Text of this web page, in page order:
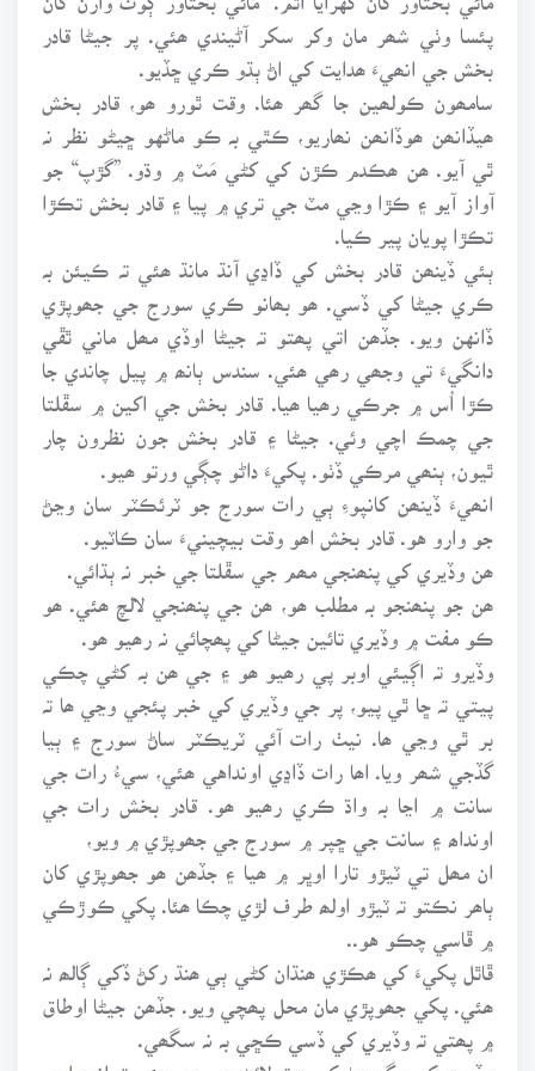
پئسا وٺي شھر مان وکر سکر آڻيندي ھئي. پر جيڻا قادر
بخش جي انھيءَ ھدايت کي اڻ ٻڌو ڪري ڇڏيو.
سامھون ڪولھين جا گھر ھئا. وقت ٿورو ھو، قادر بخش
ھيڏانھن ھوڏانھن نھاريو، ڪٿي بہ ڪو ماڻهو ڇيڻو نظر نہ
ٿي آيو. ھن ھڪدم ڪڙن کي کڻي مَٽ ۾ وڌو. ”گڙپ“ جو
آواز آيو ۽ ڪڙا وڃي مٽ جي تري ۾ پيا ۽ قادر بخش تڪڙا
تڪڙا پويان پير ڪيا.
ٻئي ڏينھن قادر بخش کي ڏاڍي آنڌ مانڌ ھئي تہ ڪيئن بہ
ڪري جيڻا کي ڏسي. ھو بھانو ڪري سورج جي جھوپڙي
ڏانهن ويو. جڏھن اتي پھتو تہ جيڻا اوڏي مھل ماني ٿڦي
دانگيءَ تي وجھي رھي ھئي. سندس ٻانھ ۾ پيل چاندي جا
ڪڙا اُس ۾ جرڪي رھيا ھيا. قادر بخش جي اکين ۾ سڦلتا
جي چمڪ اچي وئي. جيڻا ۽ قادر بخش جون نظرون چار
ٿيون، ٻنھي مرڪي ڏٺو. پکيءَ داڻو چڳي ورتو ھيو.
انھيءَ ڏينھن کانپوءِ ٻي رات سورج جو ٽرئڪٽر سان وڃڻ
جو وارو هو. قادر بخش اھو وقت بيچينيءَ سان ڪاٽيو.
ھن وڏيري کي پنھنجي مھم جي سڦلتا جي خبر نہ ٻڌائي.
ھن جو پنھنجو بہ مطلب ھو، ھن جي پنھنجي لالچ ھئي. ھو
ڪو مفت ۾ وڏيري تائين جيڻا کي پھچائي نہ رھيو ھو.
وڏيرو تہ اڳيئي اوبر پي رھيو ھو ۽ جي ھن بہ کڻي چڪي
پيتي تہ ڇا ٿي پيو، پر جي وڏيري کي خبر پئجي وڃي ھا تہ
بر ٿي وڃي ھا. نيٺ رات آئي ٽريڪٽر ساڻ سورج ۽ ٻيا
گڏجي شھر ويا. اھا رات ڏاڍي اونداهي ھئي، سيءُ رات جي
سانت ۾ اڃا بہ واڌ ڪري رھيو ھو. قادر بخش رات جي
اونداھ ۽ سانت جي ڇپر ۾ سورج جي جھوپڙي ۾ ويو،
ان مھل تي ٽيڙو تارا اوڀر ۾ ھيا ۽ جڏھن ھو جھوپڙي کان
ٻاھر نڪتو تہ ٽيڙو اولھ طرف لڙي چڪا ھئا. پکي ڪوڙڪي
۾ ڦاسي چڪو هو..
ڦاٿل پکيءَ کي ھڪڙي ھنڌان کڻي ٻي ھنڌ رکڻ ڏکي ڳالھ نہ
ھئي. پکي جھوپڙي مان محل پھچي ويو. جڏھن جيڻا اوطاق
۾ پھتي تہ وڏيري کي ڏسي ڪڇي بہ نہ سگھي.
وڏيري کي رڳو وڻ کي ھٿ لائڻ جي دير ھئي تہ انب اچي